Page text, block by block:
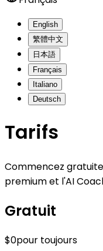
English
繁體中文
日本語
Français
Italiano
Deutsch
Tarifs
Commencez
premium et l'AI
Gratuit
$0pour toujours